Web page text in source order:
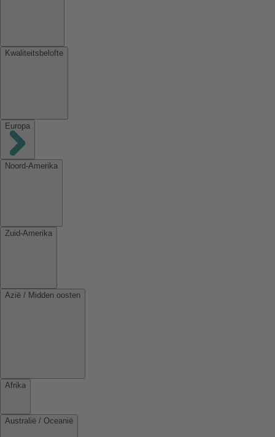
Kwaliteitsbelofte
Europa
Noord-Amerika
Zuid-Amerika
Azië / Midden oosten
Afrika
Australië / Oceanië